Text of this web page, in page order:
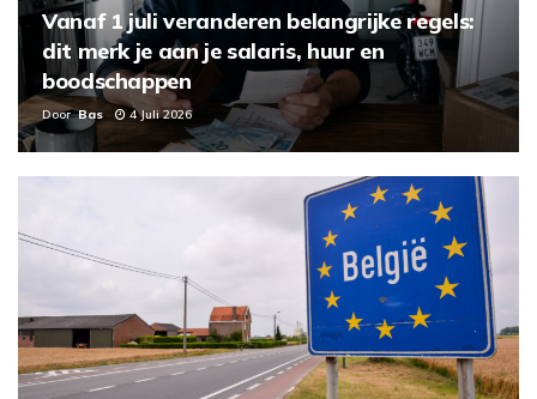
Vanaf 1 juli veranderen belangrijke regels:
dit merk je aan je salaris, huur en
boodschappen
Door Bas 4 Juli 2026